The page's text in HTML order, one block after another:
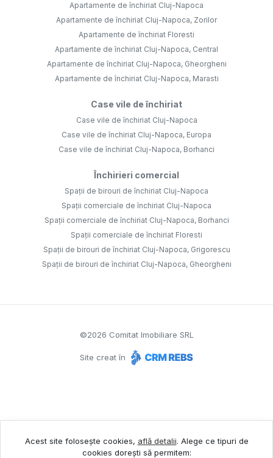
Apartamente de închiriat Cluj-Napoca
Apartamente de închiriat Cluj-Napoca, Zorilor
Apartamente de închiriat Floresti
Apartamente de închiriat Cluj-Napoca, Central
Apartamente de închiriat Cluj-Napoca, Gheorgheni
Apartamente de închiriat Cluj-Napoca, Marasti
Case vile de închiriat
Case vile de închiriat Cluj-Napoca
Case vile de închiriat Cluj-Napoca, Europa
Case vile de închiriat Cluj-Napoca, Borhanci
Închirieri comercial
Spații de birouri de închiriat Cluj-Napoca
Spații comerciale de închiriat Cluj-Napoca
Spații comerciale de închiriat Cluj-Napoca, Borhanci
Spații comerciale de închiriat Floresti
Spații de birouri de închiriat Cluj-Napoca, Grigorescu
Spații de birouri de închiriat Cluj-Napoca, Gheorgheni
©2026 Comitat Imobiliare SRL
Site creat în
Acest site folosește cookies, află detalii. Alege ce tipuri de
cookies dorești să permitem: